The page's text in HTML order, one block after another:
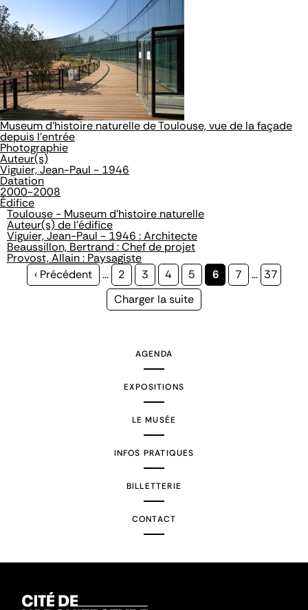
Museum d'histoire naturelle de Toulouse, vue de la façade
depuis l'entrée
Photographie
Auteur(s)
Viguier, Jean-Paul - 1946
Datation
2000-2008
Édifice
Toulouse - Museum d'histoire naturelle
Auteur(s) de l'édifice
Viguier, Jean-Paul - 1946 : Architecte
Beaussillon, Bertrand : Chef de projet
Provost, Allain : Paysagiste
Page
‹ Précédent … Page
2 Page
3 Page
4 Page
5
Page
6 Page
7 … Page
37
Page
Charger la suite
AGENDA
EXPOSITIONS
LE MUSÉE
INFOS PRATIQUES
BILLETTERIE
CONTACT